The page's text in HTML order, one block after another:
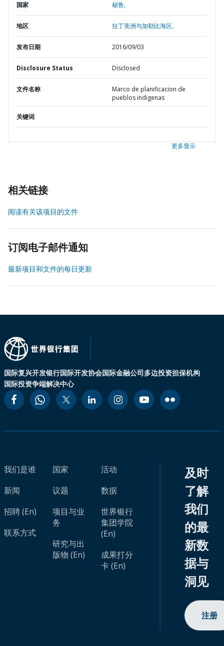
国家 秘鲁,
地区 拉丁美洲与加勒比海区,
发布日期 2016/09/03
Disclosure Status Disclosed
文件名称
Marco de planificacion de
pueblos indigenas
关键词
更多显示
相关链接
阅读有关该项目的文件
订阅电子邮件通知
最新项目和文件的每日更新
国际复兴开发银行国际开发协会国际金融公司多边投资担保机构
国际投资争端解决中心
我们是谁
新闻
招聘 (En)
联系方式
国家
议题
项目与业
务
研究与出
版物 (En)
活动
数据
世界银行
集团学院
(En)
成果打分
卡 (En)
及时
了解
我们
的最
新数
据与
洞见
注册